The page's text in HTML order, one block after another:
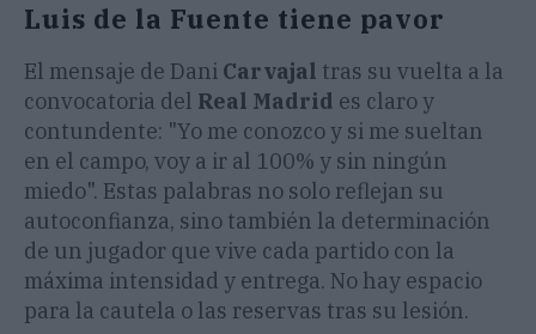
Luis de la Fuente tiene pavor
El mensaje de Dani Carvajal tras su vuelta a la
convocatoria del Real Madrid es claro y
contundente: "Yo me conozco y si me sueltan
en el campo, voy a ir al 100% y sin ningún
miedo". Estas palabras no solo reflejan su
autoconfianza, sino también la determinación
de un jugador que vive cada partido con la
máxima intensidad y entrega. No hay espacio
para la cautela o las reservas tras su lesión.